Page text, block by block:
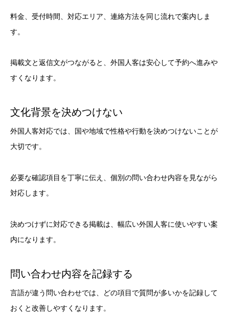
料金、受付時間、対応エリア、連絡方法を同じ流れで案内しま
す。
掲載文と返信文がつながると、外国人客は安心して予約へ進みや
すくなります。
文化背景を決めつけない
外国人客対応では、国や地域で性格や行動を決めつけないことが
大切です。
必要な確認項目を丁寧に伝え、個別の問い合わせ内容を見ながら
対応します。
決めつけずに対応できる掲載は、幅広い外国人客に使いやすい案
内になります。
問い合わせ内容を記録する
言語が違う問い合わせでは、どの項目で質問が多いかを記録して
おくと改善しやすくなります。